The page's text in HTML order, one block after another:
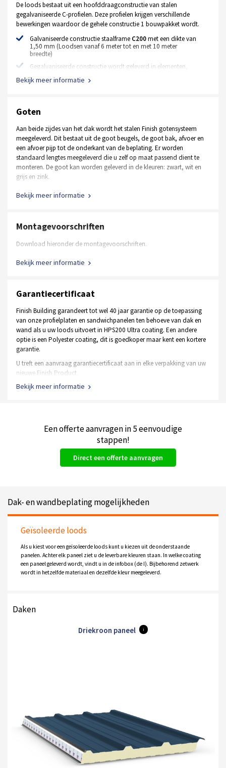
Geïsoleerde stalen MZ loopdeur
Standaard kleur RAL 9002 wit, RAL 7016 antraciet
Afmeting 1000 mm x 2125 mm
Extra opties
Elektrische motor met bedieningspaneel en afstandsbediening
Raamkozijnen, vastglas en draaikiep
Ontvang een op maat gemaakte offerte
De loods bestaat uit een hoofddraagconstructie van stalen
gegalvaniseerde C-profielen. Deze profielen krijgen verschillende
bewerkingen waardoor de gehele constructie 1 bouwpakket wordt.
Galvaniseerde constructie staalframe C200met een dikte van
1,50 mm (Loodsen vanaf 6 meter tot en met 10 meter
breedte)
Gegalvaniseerde constructie wordt geleverd in elementen,
Constructie koppelplaten
ringen, schroeven, betonschroeven e.d.)
Bekijk meer informatie
Goten
Aan beide zijdes van het dak wordt het stalen Finish gotensysteem
meegeleverd. Dit bestaat uit de goot beugels, de goot bak, afvoer en
een afvoer pijp tot de onderkant van de beplating. Er worden
standaard lengtes meegeleverd die u zelf op maat passend dient te
monteren. De goot kan worden geleverd in de kleuren: zwart, wit en
grijs en zink.
Bekijk meer informatie
Montagevoorschriften
Download hieronder de montagevoorschriften.
Bekijk meer informatie
Garantiecertificaat
Finish Building garandeert tot wel 40 jaar garantie op de toepassing
van onze profielplaten en sandwichpanelen ten behoeve van dak en
wand als u uw loods uitvoert in HPS200 Ultra coating. Een andere
optie is een Polyester coating, dit is goedkoper maar kent een kortere
garantie.
U treft een aanvraag garantiecertificaat aan in elke verpakking van uw
nieuwe Finish Product.
De staal frame constructie heeft een garantie van 10 jaar op
Alle soorten deuren hebben een gebruiksgarantie van 1 jaar
Bekijk meer informatie
Een offerte aanvragen in 5 eenvoudige
stappen!
Direct een offerte aanvragen
Dak- en wandbeplating mogelijkheden
Geïsoleerde loods
Als u kiest voor een geïsoleerde loods kunt u kiezen uit de onderstaande
panelen. Achter elk paneel ziet u de leverbare kleuren staan. In welke coating
een paneel geleverd wordt, vindt u in de infobox (de I). Bijbehorend zetwerk
wordt in hetzelfde materiaal en dezelfde kleur meegeleverd.
Daken
Driekroon paneel i